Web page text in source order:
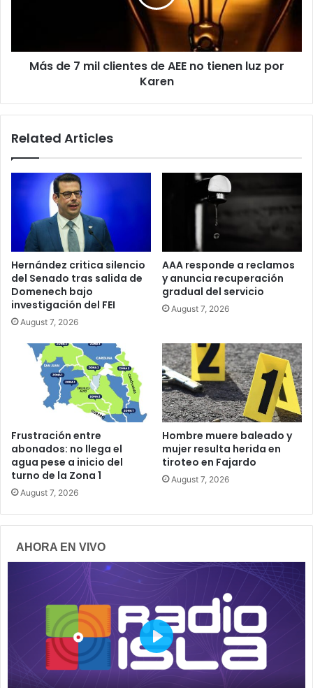
tienen
Más de 7 mil clientes de AEE no tienen luz por
Karen
Related Articles
Hernández critica silencio
del Senado tras salida de
Domenech bajo
investigación del FEI
August 7, 2026
AAA responde a reclamos
y anuncia recuperación
gradual del servicio
August 7, 2026
Frustración entre
abonados: no llega el
agua pese a inicio del
turno de la Zona 1
August 7, 2026
Hombre muere baleado y
mujer resulta herida en
tiroteo en Fajardo
August 7, 2026
AHORA EN VIVO
P
a